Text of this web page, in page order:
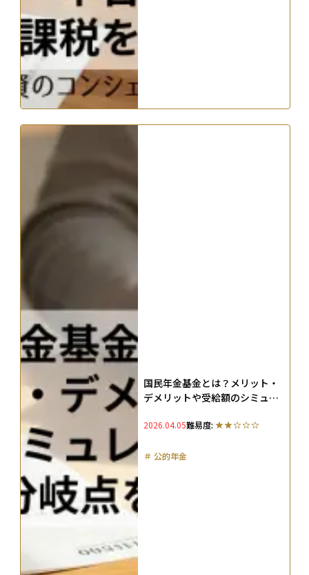
国民年金基金とは？メリット・
デメリットや受給額のシミュレ
2026.04.05難易度:
＃ 公的年金